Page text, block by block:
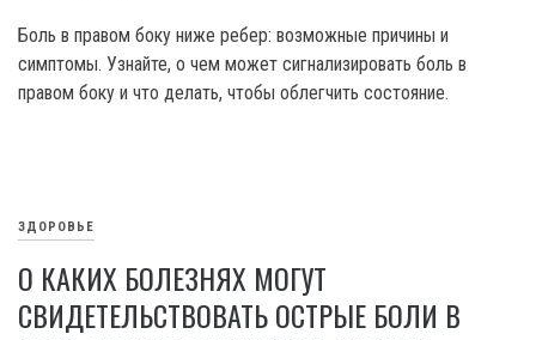
Боль в правом боку ниже ребер: возможные причины и
симптомы. Узнайте, о чем может сигнализировать боль в
правом боку и что делать, чтобы облегчить состояние.
ЗДОРОВЬЕ
О КАКИХ БОЛЕЗНЯХ МОГУТ
СВИДЕТЕЛЬСТВОВАТЬ ОСТРЫЕ БОЛИ В